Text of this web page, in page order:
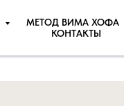
МЕТОД ВИМА ХОФА
КОНТАКТЫ
Html code